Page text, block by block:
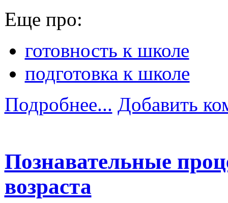
Еще про:
готовность к школе
подготовка к школе
Подробнее... Добавить
Познавательные
возраста